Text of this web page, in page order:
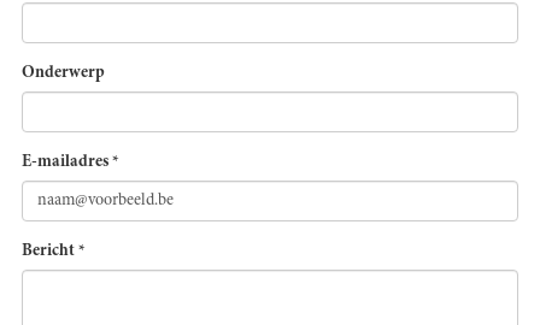
Onderwerp
E-mailadres *
Bericht *